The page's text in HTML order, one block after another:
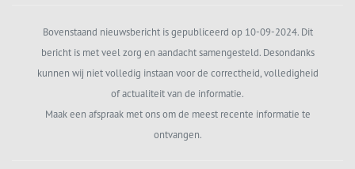
Bovenstaand nieuwsbericht is gepubliceerd op 10-09-2024. Dit
bericht is met veel zorg en aandacht samengesteld. Desondanks
kunnen wij niet volledig instaan voor de correctheid, volledigheid
of actualiteit van de informatie.
Maak een afspraak met ons om de meest recente informatie te
ontvangen.